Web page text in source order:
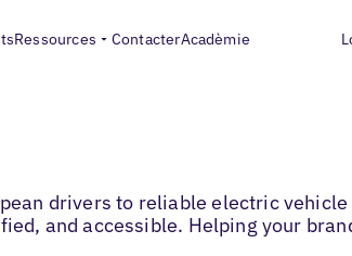
Ressources ContacterAcadèmie
drivers to reliable electric
and accessible. Helping your